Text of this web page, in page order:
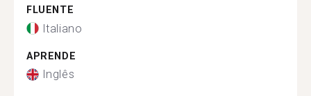
FLUENTE
Italiano
APRENDE
Inglês